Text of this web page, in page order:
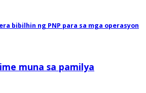
bibilhin ng PNP para sa mga operasyon
muna sa pamilya